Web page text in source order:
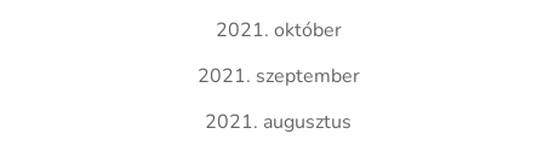
2021. október
2021. szeptember
2021. augusztus